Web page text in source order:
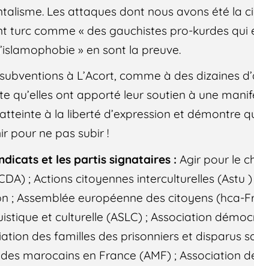
Les attaques dont nous avons été la
turc comme « des gauchistes pro-kurdes qui
» en sont la preuve.
à L’Acort, comme à des dizaines
qu’elles ont apporté leur soutien à une
atteinte à la liberté d’expression et démontre
pour ne pas subir !
et les partis signataires : Agir pour le
; Actions citoyennes interculturelles (Astu )
; Assemblée européenne des citoyens (hca-
et culturelle (ASLC) ; Association
des familles des prisonniers et disparus
marocains en France (AMF) ; Association